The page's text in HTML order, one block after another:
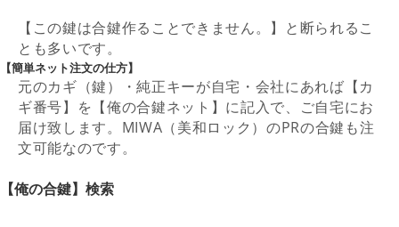
【この鍵は合鍵作ることできません。 】と断られるこ
とも多いです。
【簡単ネット注文の仕方】
元のカギ（鍵）・純正キーが自宅・会社にあれば【カ
ギ番号】を【俺の合鍵ネット】に記入で、ご自宅にお
届け致します。MIWA（美和ロック）のPRの合鍵も注
文可能なのです。
【俺の合鍵】検索